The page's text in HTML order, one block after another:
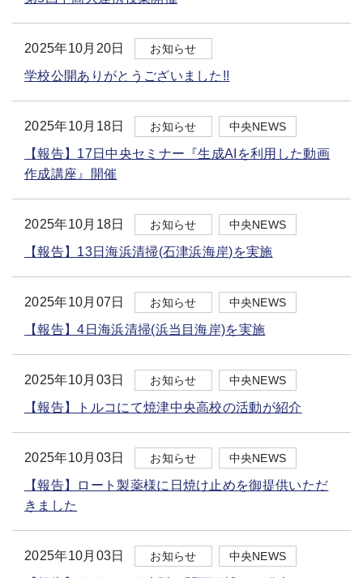
2025年10月20日 お知らせ
学校公開ありがとうございました!!
2025年10月18日 お知らせ 中央NEWS
【報告】17日中央セミナー『生成AIを利用した動画
作成講座』開催
2025年10月18日 お知らせ 中央NEWS
【報告】13日海浜清掃(石津浜海岸)を実施
2025年10月07日 お知らせ 中央NEWS
【報告】4日海浜清掃(浜当目海岸)を実施
2025年10月03日 お知らせ 中央NEWS
【報告】トルコにて焼津中央高校の活動が紹介
2025年10月03日 お知らせ 中央NEWS
【報告】ロート製薬様に日焼け止めを御提供いただ
きました
2025年10月03日 お知らせ 中央NEWS